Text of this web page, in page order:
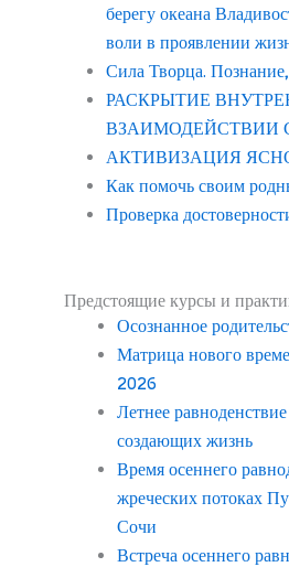
берегу океана
воли в проявлении
Сила Творца.
РАСКРЫТИЕ
ВЗАИМОДЕЙСТВИИ
АКТИВИЗАЦИЯ
Как помочь своим
Проверка
Предстоящие курсы и
Осознанное
Матрица нового
2026
Летнее
создающих жизнь
Время осеннего
жреческих потоках
Сочи
Встреча осеннего